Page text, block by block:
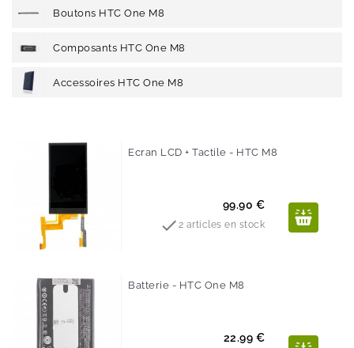
Boutons HTC One M8
Composants HTC One M8
Accessoires HTC One M8
Ecran LCD + Tactile - HTC M8
Prix
99.90 €
 2 articles en stock
Batterie - HTC One M8
Prix
22.99 €